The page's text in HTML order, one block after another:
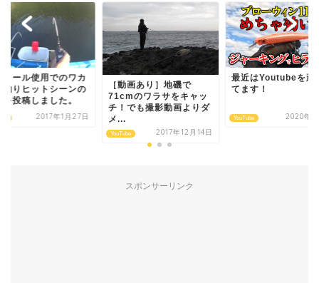
リール使用でのワカ
釣りヒットシーンの
を投稿しました。
2017年1月27日
YouTube
［動画あり］地磯で
71cmのワラサをキャッ
チ！でも撮影動画よりダ
メ...
2017年12月14日
YouTube
最近はYoutubeを頑
てます！
2020年7
スポンサーリンク